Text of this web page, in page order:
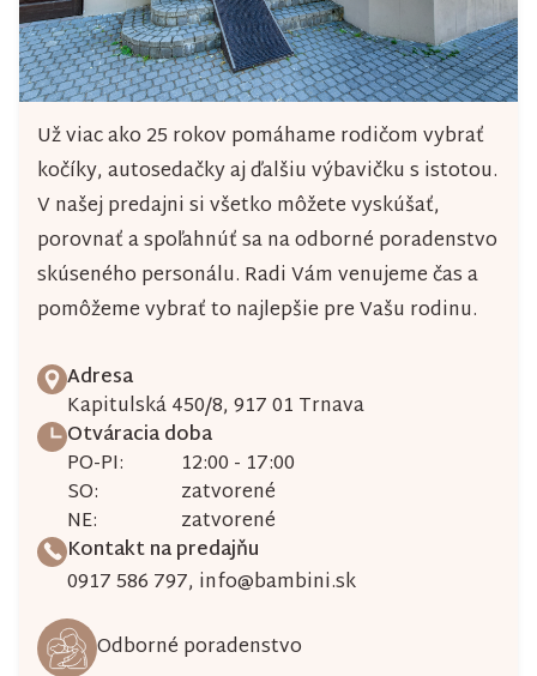
Už viac ako 25 rokov pomáhame rodičom vybrať
kočíky, autosedačky aj ďalšiu výbavičku s istotou.
V našej predajni si všetko môžete vyskúšať,
porovnať a spoľahnúť sa na odborné poradenstvo
skúseného personálu. Radi Vám venujeme čas a
pomôžeme vybrať to najlepšie pre Vašu rodinu.
Adresa
Kapitulská 450/8, 917 01 Trnava
Otváracia doba
PO-PI:
12:00 - 17:00
SO:
zatvorené
NE:
zatvorené
Kontakt na predajňu
0917 586 797, info@bambini.sk
Odborné poradenstvo